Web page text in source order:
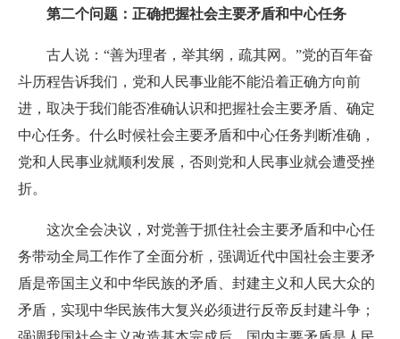
第二个问题：正确把握社会主要矛盾和中心任务
古人说：“善为理者，举其纲，疏其网。”党的百年奋
斗历程告诉我们，党和人民事业能不能沿着正确方向前
进，取决于我们能否准确认识和把握社会主要矛盾、确定
中心任务。什么时候社会主要矛盾和中心任务判断准确，
党和人民事业就顺利发展，否则党和人民事业就会遭受挫
折。
这次全会决议，对党善于抓住社会主要矛盾和中心任
务带动全局工作作了全面分析，强调近代中国社会主要矛
盾是帝国主义和中华民族的矛盾、封建主义和人民大众的
矛盾，实现中华民族伟大复兴必须进行反帝反封建斗争；